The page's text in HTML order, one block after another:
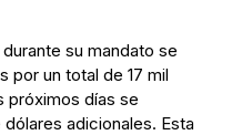
su mandato se
por un total de 17 mil
próximos días se
adicionales. Esta